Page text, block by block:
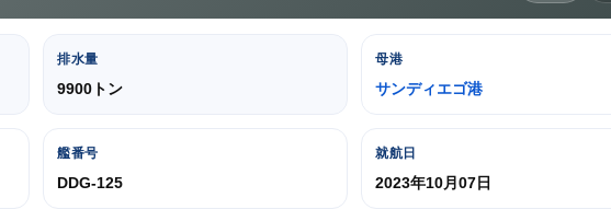
排水量
9900トン
母港
サンディエゴ港
艦番号
DDG-125
就航日
2023年10月07日